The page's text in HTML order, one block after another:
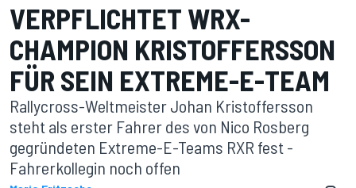
VERPFLICHTET WRX-
CHAMPION KRISTOFFERSSON
FÜR SEIN EXTREME-E-TEAM
Rallycross-Weltmeister Johan Kristoffersson
steht als erster Fahrer des von Nico Rosberg
gegründeten Extreme-E-Teams RXR fest -
Fahrerkollegin noch offen